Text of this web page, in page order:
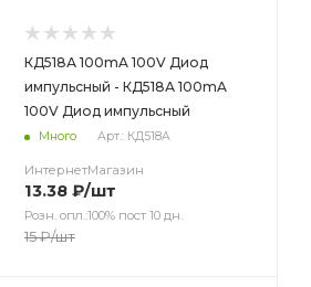
КД518А 100mA 100V Диод
импульсный - КД518А 100mA
100V Диод импульсный
Много Арт.: КД518А
ИнтернетМагазин
13.38 ₽/шт
Розн. опл.:100% пост 10 дн.
15₽/шт